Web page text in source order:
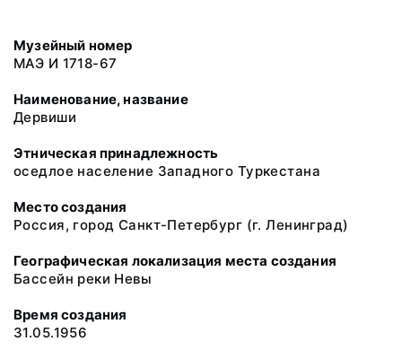
Музейный номер
МАЭ И 1718-67
Наименование, название
Дервиши
Этническая принадлежность
оседлое население Западного Туркестана
Место создания
Россия, город Санкт-Петербург (г. Ленинград)
Географическая локализация места создания
Бассейн реки Невы
Время создания
31.05.1956